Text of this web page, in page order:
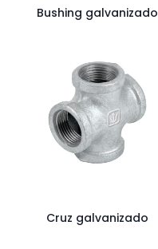
Bushing galvanizado
Cruz galvanizado